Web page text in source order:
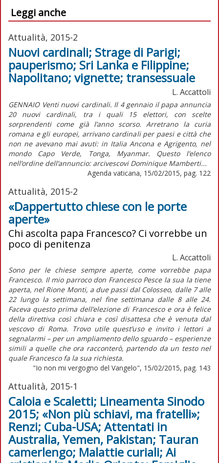
Leggi anche
Attualità, 2015-2
Nuovi cardinali; Strage di Parigi;
pauperismo; Sri Lanka e Filippine;
Napolitano; vignette; transessuale
L. Accattoli
GENNAIO Venti nuovi cardinali. Il 4 gennaio il papa annuncia
20 nuovi cardinali, tra i quali 15 elettori, con scelte
sorprendenti come già l’anno scorso. Arretrano la curia
romana e gli europei, arrivano cardinali per paesi e città che
non ne avevano mai avuti: in Italia Ancona e Agrigento, nel
mondo Capo Verde, Tonga, Myanmar. Questo l’elenco
nell’ordine dell’annuncio: arcivescovi Dominique Mamberti...
Agenda vaticana, 15/02/2015, pag. 122
Attualità, 2015-2
«Dappertutto chiese con le porte
aperte»
Chi ascolta papa Francesco? Ci vorrebbe un
poco di penitenza
L. Accattoli
Sono per le chiese sempre aperte, come vorrebbe papa
Francesco. Il mio parroco don Francesco Pesce la sua la tiene
aperta, nel Rione Monti, a due passi dal Colosseo, dalle 7 alle
22 lungo la settimana, nel fine settimana dalle 8 alle 24.
Faceva questo prima dell’elezione di Francesco e ora è felice
della direttiva così chiara e così disattesa che è venuta dal
vescovo di Roma. Trovo utile quest’uso e invito i lettori a
segnalarmi – per un ampliamento dello sguardo – esperienze
simili a quelle che ora racconterò, partendo da un testo nel
quale Francesco fa la sua richiesta.
"Io non mi vergogno del Vangelo", 15/02/2015, pag. 143
Attualità, 2015-1
Caloia e Scaletti; Lineamenta Sinodo
2015; «Non più schiavi, ma fratelli»;
Renzi; Cuba-USA; Attentati in
Australia, Yemen, Pakistan; Tauran
camerlengo; Malattie curiali; Ai